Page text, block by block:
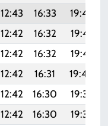
12:43 16:33 19:44
12:42 16:32 19:43
12:42 16:32
19:42
12:42 16:31 19:40
12:42 16:30 19:39
12:42 16:30 19:38